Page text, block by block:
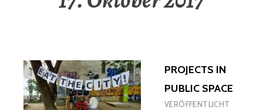
PROJECTS IN
PUBLIC SPACE
VERÖFFENTLICHT